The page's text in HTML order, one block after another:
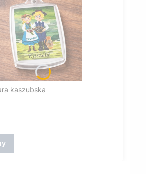
kaszubska